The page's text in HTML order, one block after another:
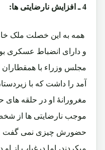
4 ـ افزایش نارضایتی ها:
همه به این خصلت ملک
و دارای انضباط عسکری
مجلس وزراء با
آمد را داشت که با
مغرورانۀ او در حلقه
موجب نارضایتی ها از
حضورش چیزی نمی گفت